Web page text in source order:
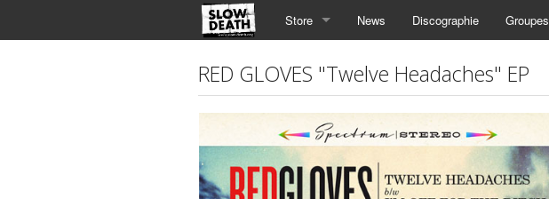
Store News Discographie Groupes
RED GLOVES "Twelve Headaches" EP